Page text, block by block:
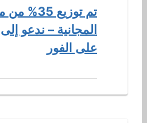
تم توزيع
المجانية – ندعو
على الفور